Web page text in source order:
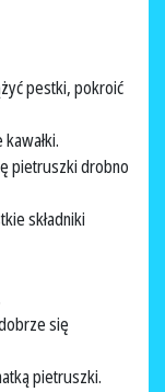
pestki, pokroić
pietruszki drobno
składniki
się
pietruszki.